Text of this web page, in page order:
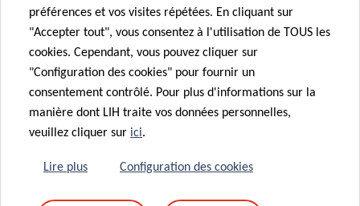
Inscrivez-vous à la
préférences et vos visites répétées. En cliquant sur
"Accepter tout", vous consentez à l'utilisation de TOUS les
cookies. Cependant, vous pouvez cliquer sur
"Configuration des cookies" pour fournir un
consentement contrôlé. Pour plus d'informations sur la
manière dont LIH traite vos données personnelles,
veuillez cliquer sur ici.
Lire plus Configuration des cookies